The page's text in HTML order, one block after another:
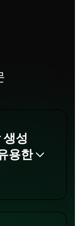
생성
용한